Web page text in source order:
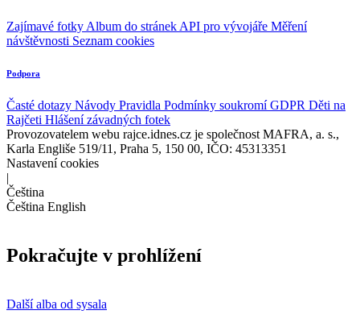
Zajímavé fotky Album do stránek API pro vývojáře Měření
návštěvnosti Seznam cookies
Podpora
Časté dotazy Návody Pravidla Podmínky soukromíGDPR Děti na
Rajčeti Hlášení závadných fotek
Provozovatelem webu rajce.idnes.cz je společnost MAFRA, a. s.,
Karla Engliše 519/11, Praha 5, 150 00, IČO: 45313351
Nastavení cookies
|
Čeština
Čeština English
Pokračujte v prohlížení
Další alba od sysala